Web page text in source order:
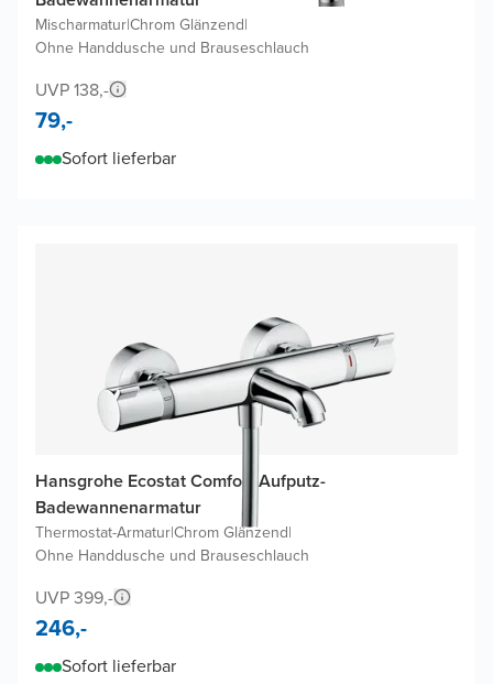
Mischarmatur|Chrom Glänzend|
Ohne Handdusche und Brauseschlauch
UVP 138,-
79,-
Sofort lieferbar
Hansgrohe Ecostat Comfort Aufputz-
Badewannenarmatur
Thermostat-Armatur|Chrom Glänzend|
Ohne Handdusche und Brauseschlauch
UVP 399,-
246,-
Sofort lieferbar